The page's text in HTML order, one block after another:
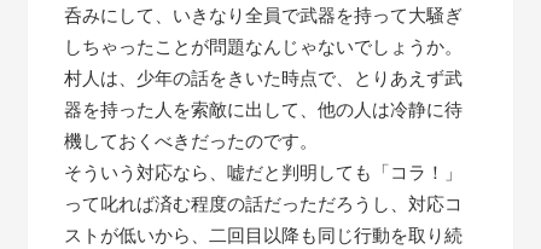
呑みにして、いきなり全員で武器を持って大騒ぎ
しちゃったことが問題なんじゃないでしょうか。
村人は、少年の話をきいた時点で、とりあえず武
器を持った人を索敵に出して、他の人は冷静に待
機しておくべきだったのです。
そういう対応なら、嘘だと判明しても「コラ！」
って叱れば済む程度の話だっただろうし、対応コ
ストが低いから、二回目以降も同じ行動を取り続